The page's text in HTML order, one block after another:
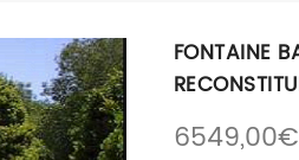
FONTAINE
6549,00€